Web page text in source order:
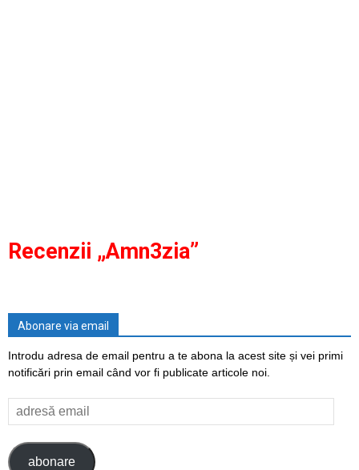
Recenzii „Amn3zia”
Abonare via email
Introdu adresa de email pentru a te abona la acest site și vei primi
notificări prin email când vor fi publicate articole noi.
adresă
email
abonare